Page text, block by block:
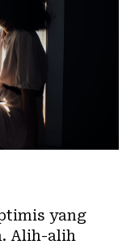
yang
Alih-alih